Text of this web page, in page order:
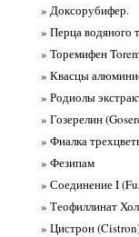
» Доксорубифер.
» Перца водяного
» Торемифен
» Квасцы
» Родиолы
» Гозерелин
» Фиалка
» Фезипам
» Соединение I
» Теофиллинат
» Цистрон